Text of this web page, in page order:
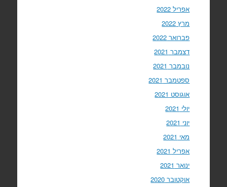
אפריל 2022
מרץ 2022
פברואר 2022
דצמבר 2021
נובמבר 2021
ספטמבר 2021
אוגוסט 2021
יולי 2021
יוני 2021
מאי 2021
אפריל 2021
ינואר 2021
אוקטובר 2020